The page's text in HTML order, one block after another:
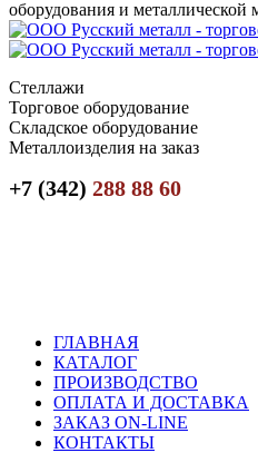
оборудования и
Стеллажи
Торговое оборудование
Складское оборудование
Металлоизделия на заказ
+7 (342) 288 88 60
ГЛАВНАЯ
КАТАЛОГ
ПРОИЗВОДСТВО
ОПЛАТА И ДОСТАВКА
ЗАКАЗ ON-LINE
КОНТАКТЫ